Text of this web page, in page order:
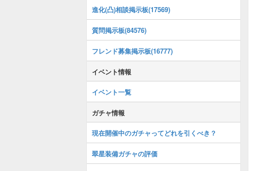
進化(凸)相談掲示板(17569)
質問掲示板(84576)
フレンド募集掲示板(16777)
イベント情報
イベント一覧
ガチャ情報
現在開催中のガチャってどれを引くべき？
翠星装備ガチャの評価